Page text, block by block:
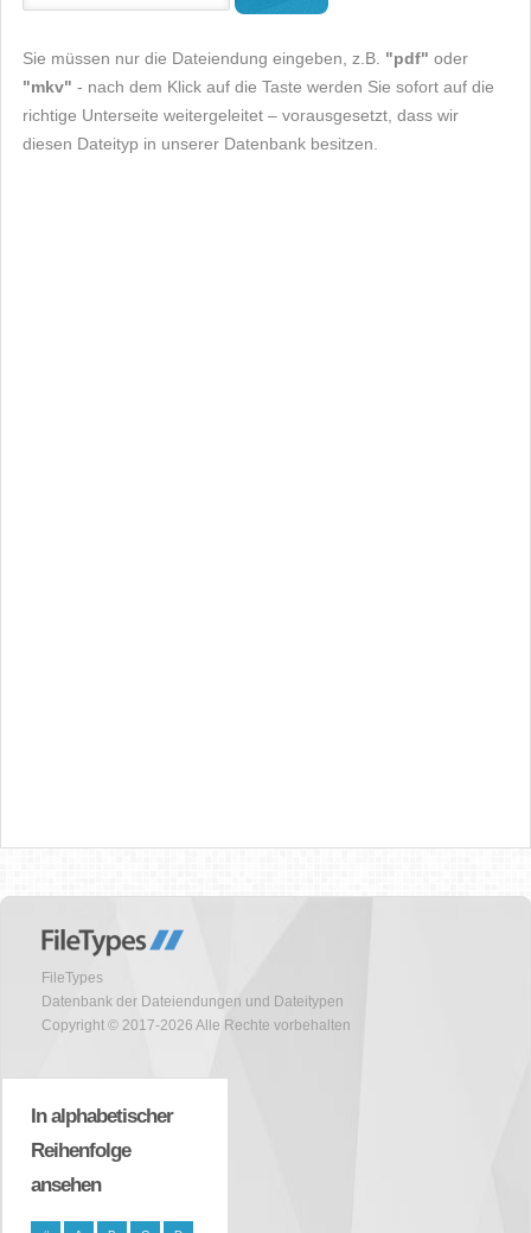
Sie müssen nur die Dateiendung eingeben, z.B. "pdf" oder
"mkv" - nach dem Klick auf die Taste werden Sie sofort auf die
richtige Unterseite weitergeleitet – vorausgesetzt, dass wir
diesen Dateityp in unserer Datenbank besitzen.
FileTypes
Datenbank der Dateiendungen und Dateitypen
Copyright © 2017-2026 Alle Rechte vorbehalten
In alphabetischer
Reihenfolge
ansehen